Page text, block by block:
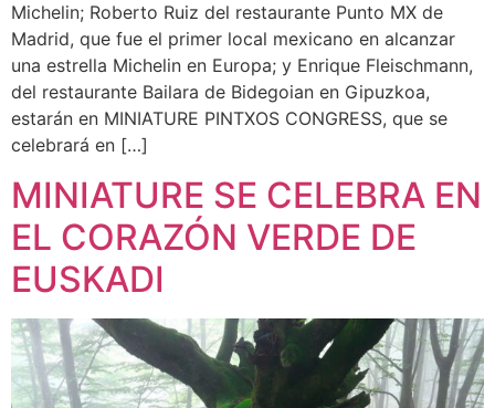
Michelin; Roberto Ruiz del restaurante Punto MX de
Madrid, que fue el primer local mexicano en alcanzar
una estrella Michelin en Europa; y Enrique Fleischmann,
del restaurante Bailara de Bidegoian en Gipuzkoa,
estarán en MINIATURE PINTXOS CONGRESS, que se
celebrará en […]
MINIATURE SE CELEBRA EN
EL CORAZÓN VERDE DE
EUSKADI